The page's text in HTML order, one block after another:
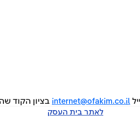
internet@ofakim.co.il בציון הקוד
לאתר בית העסק